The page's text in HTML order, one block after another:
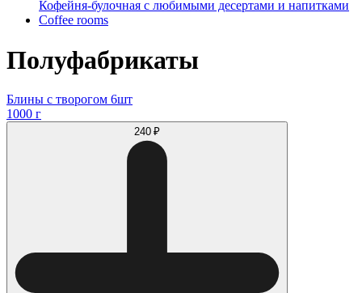
Кофейня-булочная с любимыми десертами и напитками
Coffee rooms
Полуфабрикаты
Блины с творогом 6шт
1000 г
240 ₽